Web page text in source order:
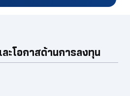
ะโอกาสด้านการลงทุน